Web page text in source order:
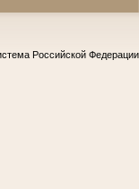
Российской